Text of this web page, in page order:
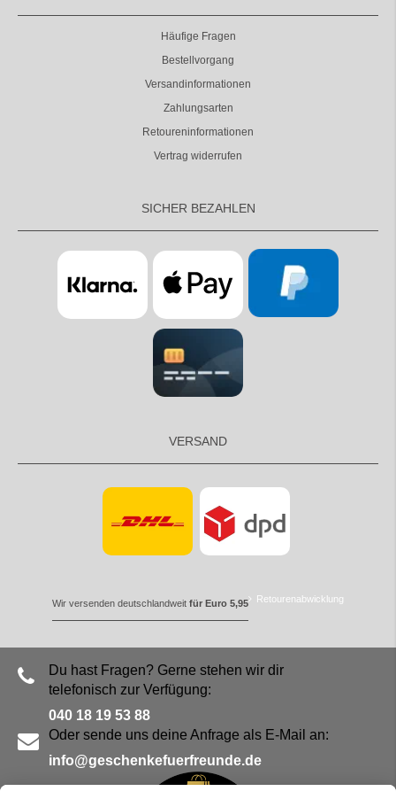
Häufige Fragen
Bestellvorgang
Versandinformationen
Zahlungsarten
Retoureninformationen
Vertrag widerrufen
SICHER BEZAHLEN
VERSAND
Wir versenden deutschlandweit für Euro 5,95 Retourenabwicklung
Du hast Fragen? Gerne stehen wir dir
telefonisch zur Verfügung:
040 18 19 53 88
Oder sende uns deine Anfrage als E-Mail an:
info@geschenkefuerfreunde.de